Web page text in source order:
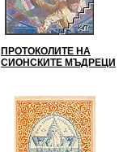
ПРОТОКОЛИТЕ НА
СИОНСКИТЕ МЪДРЕЦИ